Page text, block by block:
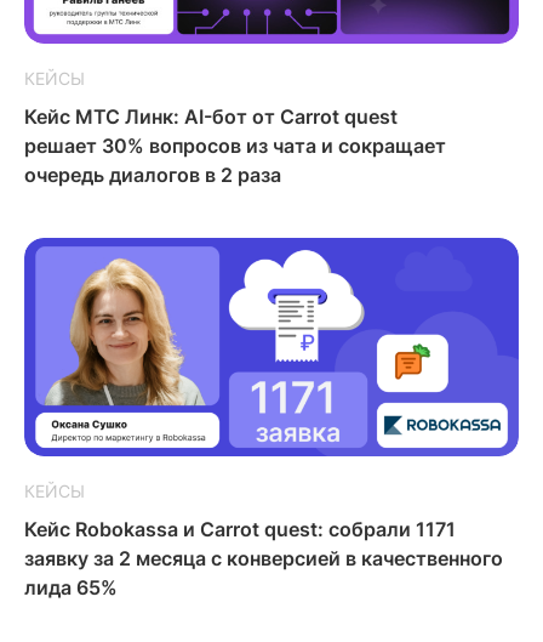
КЕЙСЫ
Кейс МТС Линк: AI-бот от Carrot quest
решает 30% вопросов из чата и сокращает
очередь диалогов в 2 раза
КЕЙСЫ
Кейс Robokassa и Carrot quest: собрали 1171
заявку за 2 месяца с конверсией в качественного
лида 65%